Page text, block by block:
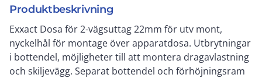
Produktbeskrivning
Exxact Dosa för 2-vägsuttag 22mm för utv mont,
nyckelhål för montage över apparatdosa. Utbrytningar
i bottendel, möjligheter till att montera dragavlastning
och skiljevägg. Separat bottendel och förhöjningsram